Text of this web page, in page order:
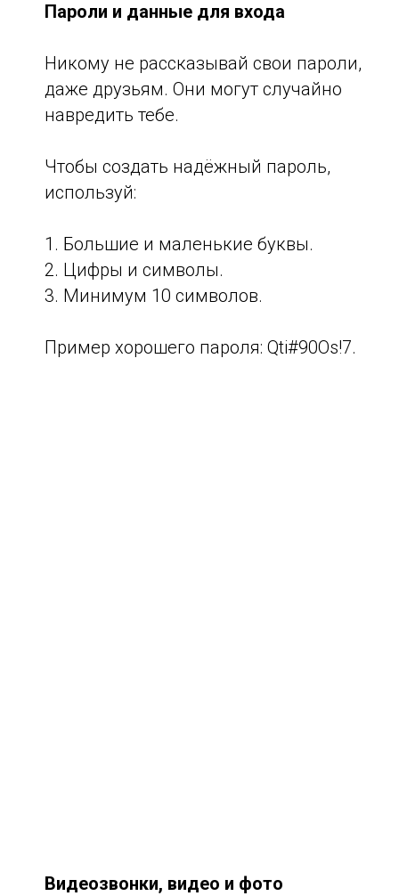
Пароли и данные для входа
Никому не рассказывай свои пароли,
даже друзьям. Они могут случайно
навредить тебе.
Чтобы создать надёжный пароль,
используй:
1. Большие и маленькие буквы.
2. Цифры и символы.
3. Минимум 10 символов.
Пример хорошего пароля: Qti#90Os!7.
Видеозвонки, видео и фото